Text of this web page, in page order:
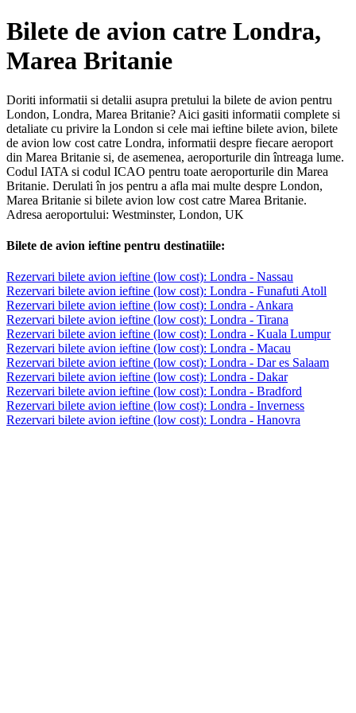
Bilete de avion catre Londra,
Marea Britanie
Doriti informatii si detalii asupra pretului la bilete de avion pentru
London, Londra, Marea Britanie? Aici gasiti informatii complete si
detaliate cu privire la London si cele mai ieftine bilete avion, bilete
de avion low cost catre Londra, informatii despre fiecare aeroport
din Marea Britanie si, de asemenea, aeroporturile din întreaga lume.
Codul IATA si codul ICAO pentru toate aeroporturile din Marea
Britanie. Derulati în jos pentru a afla mai multe despre London,
Marea Britanie si bilete avion low cost catre Marea Britanie.
Adresa aeroportului: Westminster, London, UK
Bilete de avion ieftine pentru destinatiile:
Rezervari bilete avion ieftine (low cost): Londra - Nassau
Rezervari bilete avion ieftine (low cost): Londra - Funafuti Atoll
Rezervari bilete avion ieftine (low cost): Londra - Ankara
Rezervari bilete avion ieftine (low cost): Londra - Tirana
Rezervari bilete avion ieftine (low cost): Londra - Kuala Lumpur
Rezervari bilete avion ieftine (low cost): Londra - Macau
Rezervari bilete avion ieftine (low cost): Londra - Dar es Salaam
Rezervari bilete avion ieftine (low cost): Londra - Dakar
Rezervari bilete avion ieftine (low cost): Londra - Bradford
Rezervari bilete avion ieftine (low cost): Londra - Inverness
Rezervari bilete avion ieftine (low cost): Londra - Hanovra